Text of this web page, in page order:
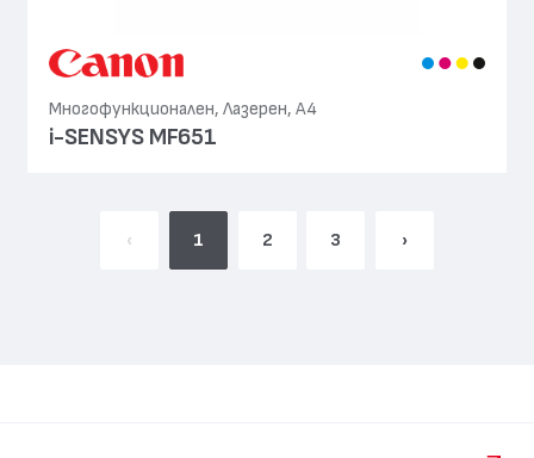
Многофункционален, Лазерен, А4
i-SENSYS MF651
‹ 1 2 3 ›